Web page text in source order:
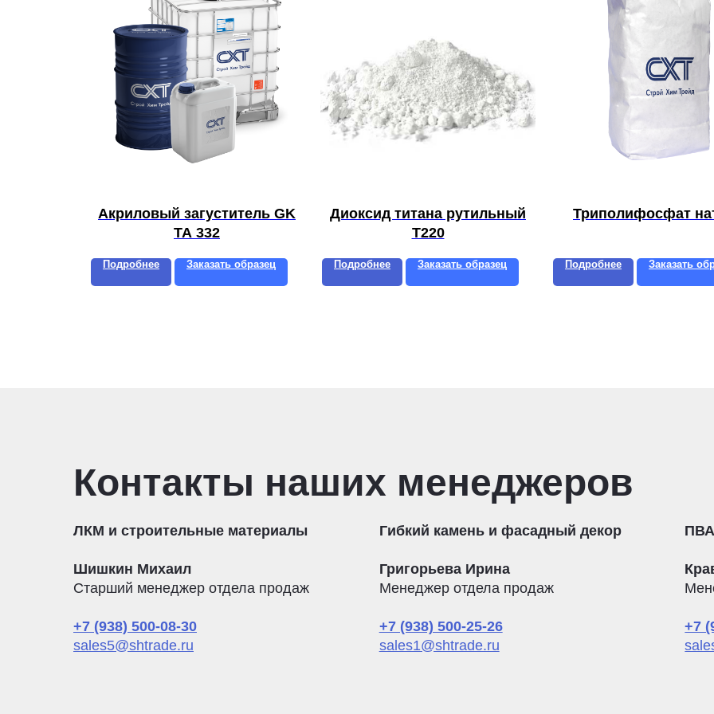
Акриловый загуститель GK
TA 332
Подробнее Заказать образец
Диоксид титана рутильный
T220
Подробнее Заказать образец
Триполифосфат
Подробнее Заказать
Контакты наших менеджеров
ЛКМ и строительные материалы
Шишкин Михаил
Старший менеджер отдела продаж
+7 (938) 500-08-30
sales5@shtrade.ru
Гибкий камень и фасадный декор
Григорьева Ирина
Менеджер отдела продаж
+7 (938) 500-25-26
sales1@shtrade.ru
+7